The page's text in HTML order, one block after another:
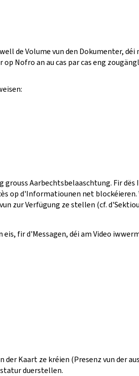
de Volume vun den Dokumenter,
Nofro an au cas par cas eng
Aarbechtsbelaaschtung. Fir dës
op d'Informatiounen net blockéieren.
zur Verfügung ze stellen (cf.
fir d'Messagen, déi am Video
Kaart ze kréien (Presenz vun der
duerstellen.